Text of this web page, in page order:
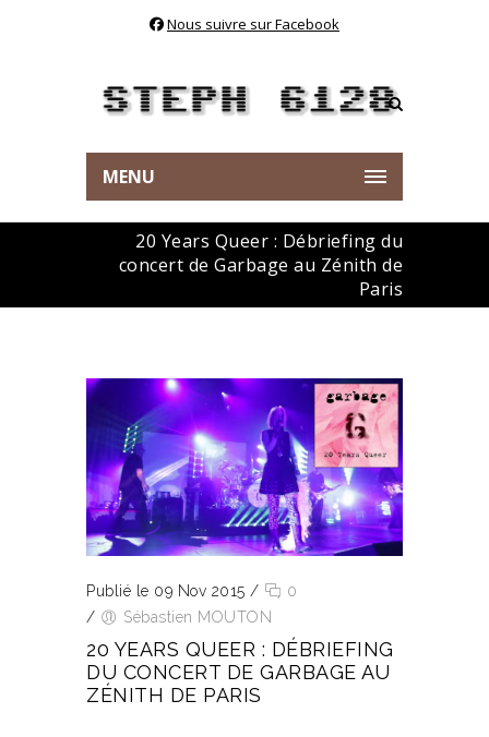
Nous suivre sur Facebook
MENU
20 Years Queer : Débriefing du
concert de Garbage au Zénith de
Paris
Publié le 09 Nov 2015 /
0
/
Sébastien MOUTON
20 YEARS QUEER : DÉBRIEFING
DU CONCERT DE GARBAGE AU
ZÉNITH DE PARIS